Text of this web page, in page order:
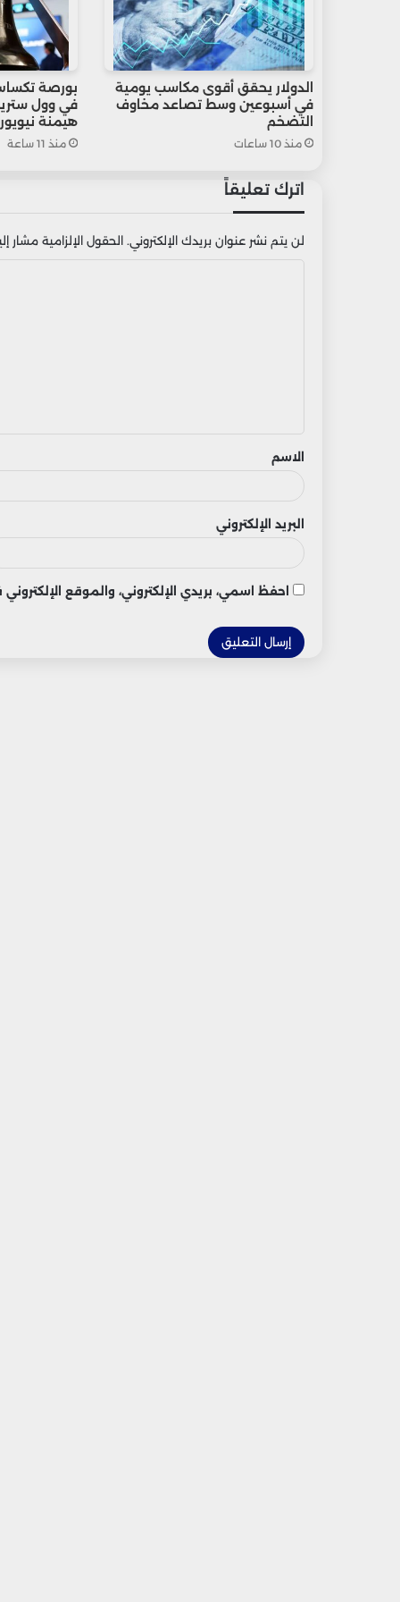
الدولار يحقق أقوى مكاسب يومية
في أسبوعين وسط تصاعد مخاوف
التضخم
منذ 10 ساعات
بورصة
في وول
هيمنة
منذ 11 ساعة
اترك تعليقاً
لن يتم نشر عنوان بريدك الإلكتروني. الحقول الإلزامية مشار
ق
الاسم
البريد الإلكتروني
احفظ اسمي، بريدي الإلكتروني، والموقع